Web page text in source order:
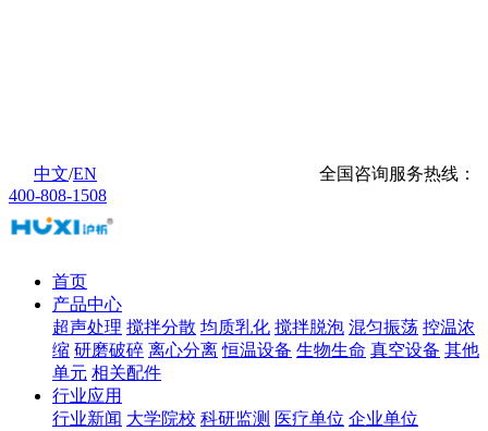
中文/EN
全国咨询服务热线：
400-808-1508
首页
产品中心
超声处理 搅拌分散 均质乳化 搅拌脱泡 混匀振荡 控温浓
缩 研磨破碎 离心分离 恒温设备 生物生命 真空设备 其他
单元 相关配件
行业应用
行业新闻 大学院校 科研监测 医疗单位 企业单位